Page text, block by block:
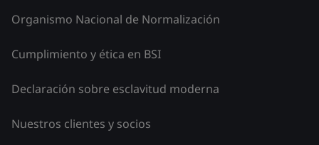
Organismo Nacional de Normalización
Cumplimiento y ética en BSI
Declaración sobre esclavitud moderna
Nuestros clientes y socios